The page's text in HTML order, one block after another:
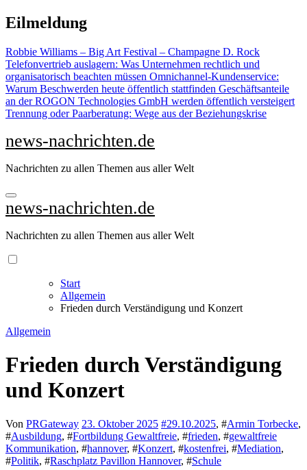
Zu
Inhalten
Eilmeldung
Robbie Williams – Big Art Festival – Champagne D. Rock
Telefonvertrieb auslagern: Was Unternehmen rechtlich und
organisatorisch beachten müssen Omnichannel-Kundenservice:
Warum Beschwerden heute öffentlich stattfinden Geschäftsanteile
an der ROGON Technologies GmbH werden öffentlich versteigert
Trennung oder Paarberatung: Wege aus der Beziehungskrise
news-nachrichten.de
Nachrichten zu allen Themen aus aller Welt
news-nachrichten.de
Nachrichten zu allen Themen aus aller Welt
Start
Allgemein
Frieden durch Verständigung und Konzert
Allgemein
Frieden durch Verständigung
und Konzert
Von PRGateway 23. Oktober 2025 #29.10.2025, #Armin Torbecke,
#Ausbildung, #Fortbildung Gewaltfreie, #frieden, #gewaltfreie
Kommunikation, #hannover, #Konzert, #kostenfrei, #Mediation,
#Politik, #Raschplatz Pavillon Hannover, #Schule